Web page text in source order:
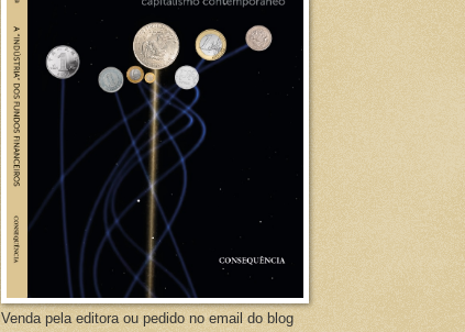
Venda pela editora ou pedido no email do blog